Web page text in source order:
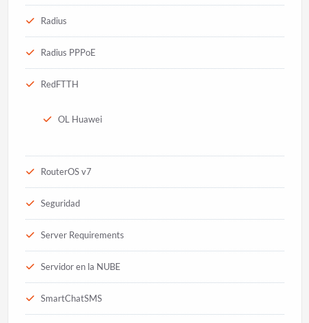
Radius
Radius PPPoE
RedFTTH
OL Huawei
RouterOS v7
Seguridad
Server Requirements
Servidor en la NUBE
SmartChatSMS